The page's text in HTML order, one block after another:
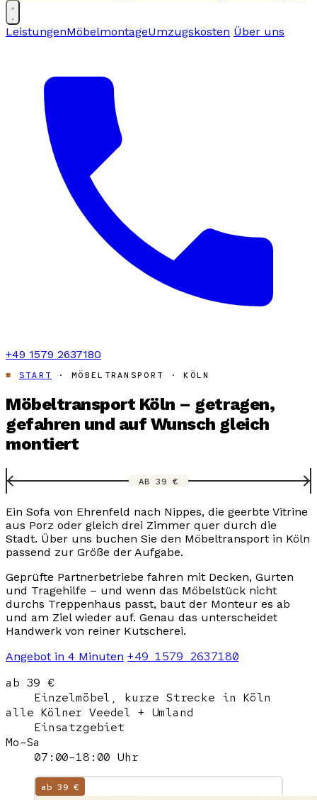
LeistungenMöbelmontageUmzugskosten Über uns
+49 1579 2637180
START · MÖBELTRANSPORT · KÖLN
Möbeltransport Köln – getragen,
gefahren und auf Wunsch gleich
montiert
AB 39 €
Ein Sofa von Ehrenfeld nach Nippes, die geerbte Vitrine
aus Porz oder gleich drei Zimmer quer durch die
Stadt. Über uns buchen Sie den Möbeltransport in Köln
passend zur Größe der Aufgabe.
Geprüfte Partnerbetriebe fahren mit Decken, Gurten
und Tragehilfe – und wenn das Möbelstück nicht
durchs Treppenhaus passt, baut der Monteur es ab
und am Ziel wieder auf. Genau das unterscheidet
Handwerk von reiner Kutscherei.
Angebot in 4 Minuten +49 1579 2637180
ab 39 €
Einzelmöbel, kurze Strecke in Köln
alle Kölner Veedel + Umland
Einsatzgebiet
Mo–Sa
07:00–18:00 Uhr
ab 39 €